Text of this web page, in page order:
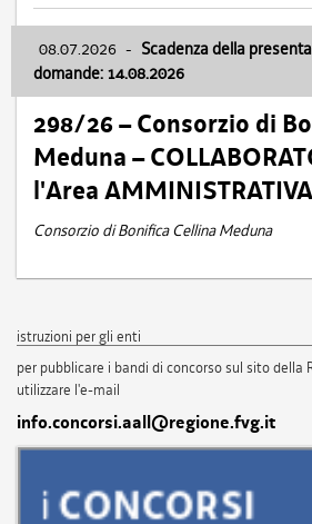
08.07.2026 - Scadenza della
domande: 14.08.2026
298/26 – Consorzio di
Meduna –
l'Area AMMINISTRATIVA
Consorzio di Bonifica Cellina Meduna
istruzioni per gli enti
per pubblicare i bandi di concorso sul sito della
utilizzare l'e-mail
info.concorsi.aall@regione.fvg.it